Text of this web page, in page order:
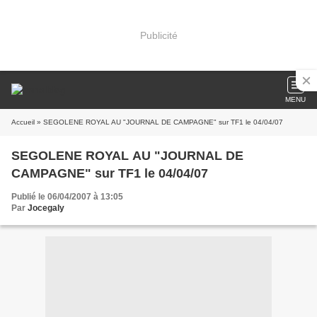
Publicité
MENU
Accueil » SEGOLENE ROYAL AU "JOURNAL DE CAMPAGNE" sur TF1 le 04/04/07
SEGOLENE ROYAL AU "JOURNAL DE
CAMPAGNE" sur TF1 le 04/04/07
Publié le 06/04/2007 à 13:05
Par Jocegaly